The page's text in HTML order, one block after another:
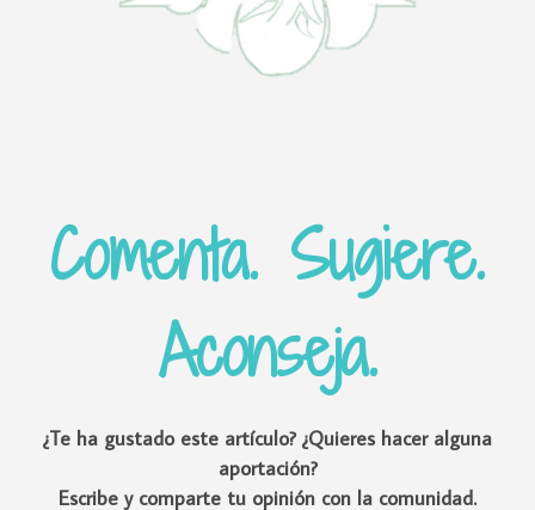
Comenta. Sugiere.
Aconseja.
¿Te ha gustado este artículo? ¿Quieres hacer alguna
aportación?
Escribe y comparte tu opinión con la comunidad.